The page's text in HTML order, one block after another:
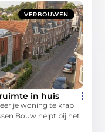
VERBOUWEN
in huis
je woning te krap
Bouw helpt bij het